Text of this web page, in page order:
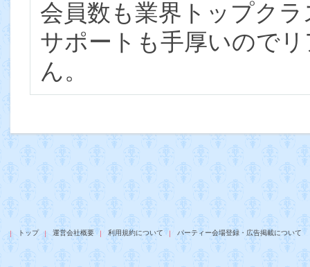
会員数も業界トップク
サポートも手厚いので
ん。
トップ 運営会社概要 利用規約について パーティー会場登録・広告掲載について